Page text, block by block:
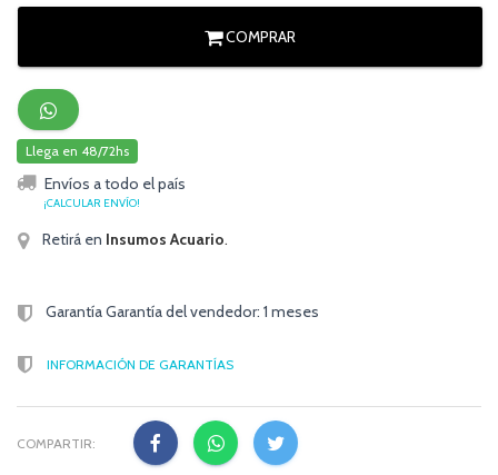
COMPRAR
Llega en 48/72hs
Envíos a todo el país
¡CALCULAR ENVÍO!
Retirá en Insumos Acuario.
Garantía Garantía del vendedor: 1 meses
INFORMACIÓN DE GARANTÍAS
COMPARTIR: